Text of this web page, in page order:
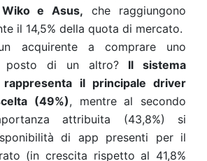
Wiko e Asus, che raggiungono
il 14,5% della quota di mercato.
acquirente a comprare uno
posto di un altro? Il sistema
il principale driver
(49%), mentre al secondo
attribuita (43,8%) si
di app presenti per il
(in crescita rispetto al 41,8%